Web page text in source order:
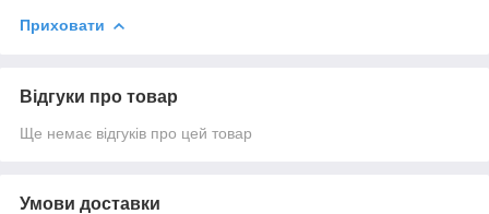
Приховати
Відгуки про товар
Ще немає відгуків про цей товар
Умови доставки